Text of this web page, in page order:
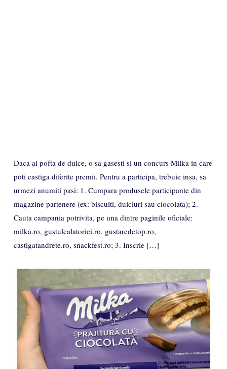
Daca ai pofta de dulce, o sa gasesti si un concurs Milka in care
poti castiga diferite premii. Pentru a participa, trebuie insa, sa
urmezi anumiti pasi: 1. Cumpara produsele participante din
magazine partenere (ex: biscuiti, dulciuri sau ciocolata); 2.
Cauta campania potrivita, pe una dintre paginile oficiale:
milka.ro, gustulcalatoriei.ro, gustaredetop.ro,
castigatandrete.ro, snackfest.ro; 3. Inscrie […]